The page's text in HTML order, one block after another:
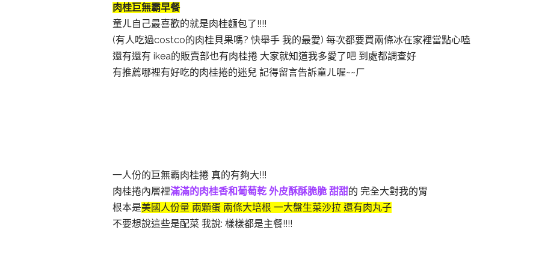
肉桂巨無霸早餐
童ㄦ自己最喜歡的就是肉桂麵包了!!!!
(有人吃過costco的肉桂貝果嗎? 快舉手 我的最愛) 每次都要買兩條冰在家裡當點心嗑
還有還有 ikea的販賣部也有肉桂捲 大家就知道我多愛了吧 到處都調查好
有推薦哪裡有好吃的肉桂捲的迷兒 記得留言告訴童ㄦ喔~~ㄏ
一人份的巨無霸肉桂捲 真的有夠大!!!
肉桂捲內層裡滿滿的肉桂香和葡萄乾 外皮酥酥脆脆 甜甜的 完全大對我的胃
根本是美國人份量 兩顆蛋 兩條大培根 一大盤生菜沙拉 還有肉丸子
不要想說這些是配菜 我說: 樣樣都是主餐!!!!